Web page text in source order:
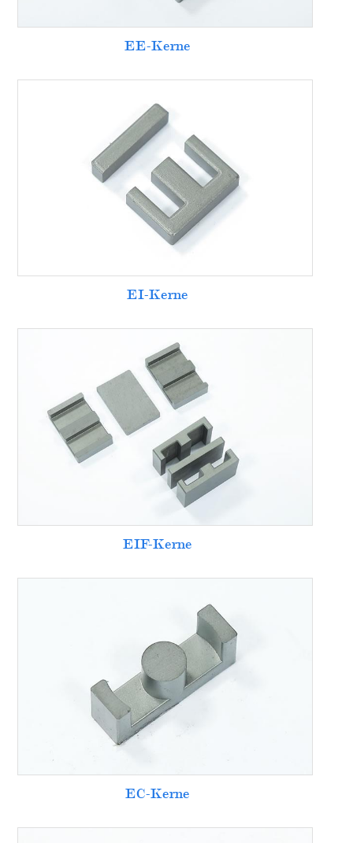
EE-Kerne
EI-Kerne
EIF-Kerne
EC-Kerne